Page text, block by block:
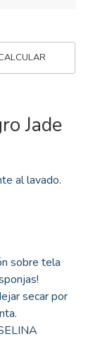
Jade
al lavado.
sobre tela
secar por